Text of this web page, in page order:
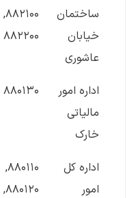
ساختمان
خیابان
عاشوری
۸۸۲۱۰۰,
۸۸۲۲۰۰
اداره امور
مالیاتی
خارک
۸۸۰۱۳۰
اداره کل
امور
۸۸۰۱۱۰,
۸۸۰۱۲۰,